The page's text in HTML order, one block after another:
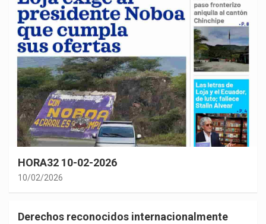
HORA32 10-02-2026
10/02/2026
Derechos reconocidos internacionalmente